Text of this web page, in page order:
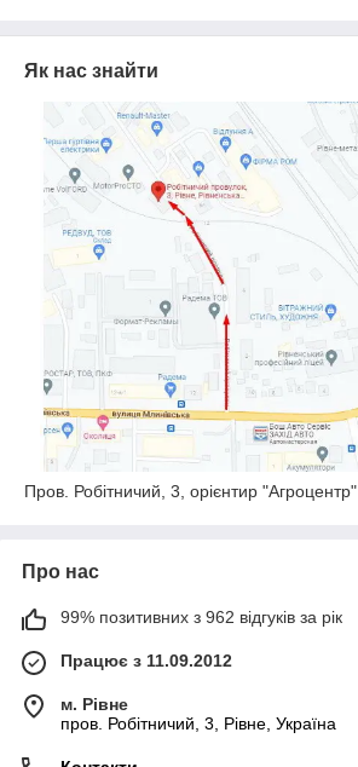
Як нас знайти
Пров. Робітничий, 3, орієнтир "Агроцентр"
Про нас
99% позитивних з 962 відгуків за рік
Працює з 11.09.2012
м. Рівне
пров. Робітничий, 3, Рівне, Україна